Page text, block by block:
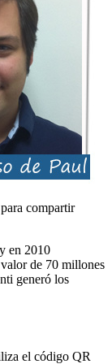
para compartir
en 2010
de 70 millones
generó los
el código QR